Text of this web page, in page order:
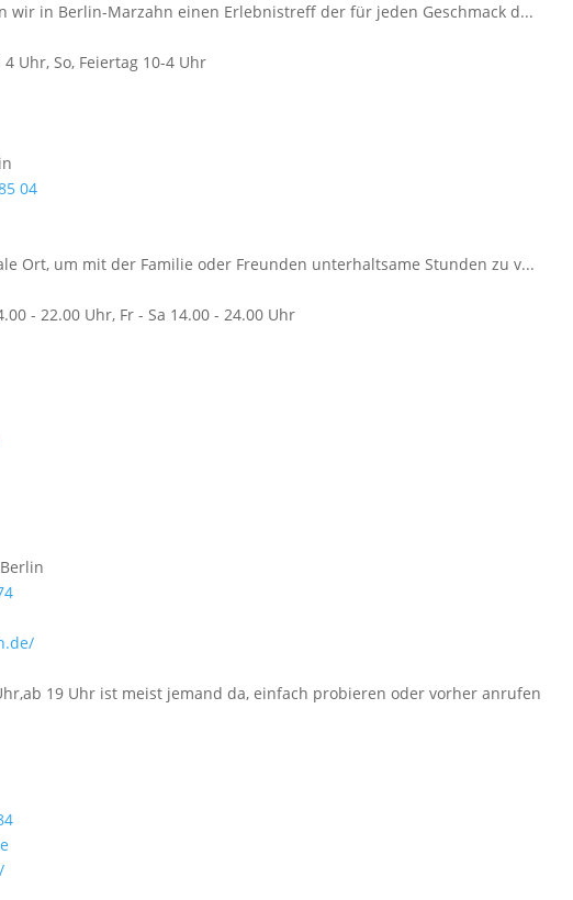
wir in Berlin-Marzahn einen Erlebnistreff der für jeden Geschmack d...
Uhr, So, Feiertag 10-4 Uhr
04
Ort, um mit der Familie oder Freunden unterhaltsame Stunden zu v...
- 22.00 Uhr, Fr - Sa 14.00 - 24.00 Uhr
19 Uhr ist meist jemand da, einfach probieren oder vorher anrufen